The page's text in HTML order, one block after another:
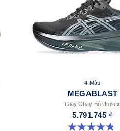
4 Màu
MEGABLAST
Giày Chạy Bộ Unisex
5.791.745 ₫
4.8 trong số 5 sao. 422 đánh giá